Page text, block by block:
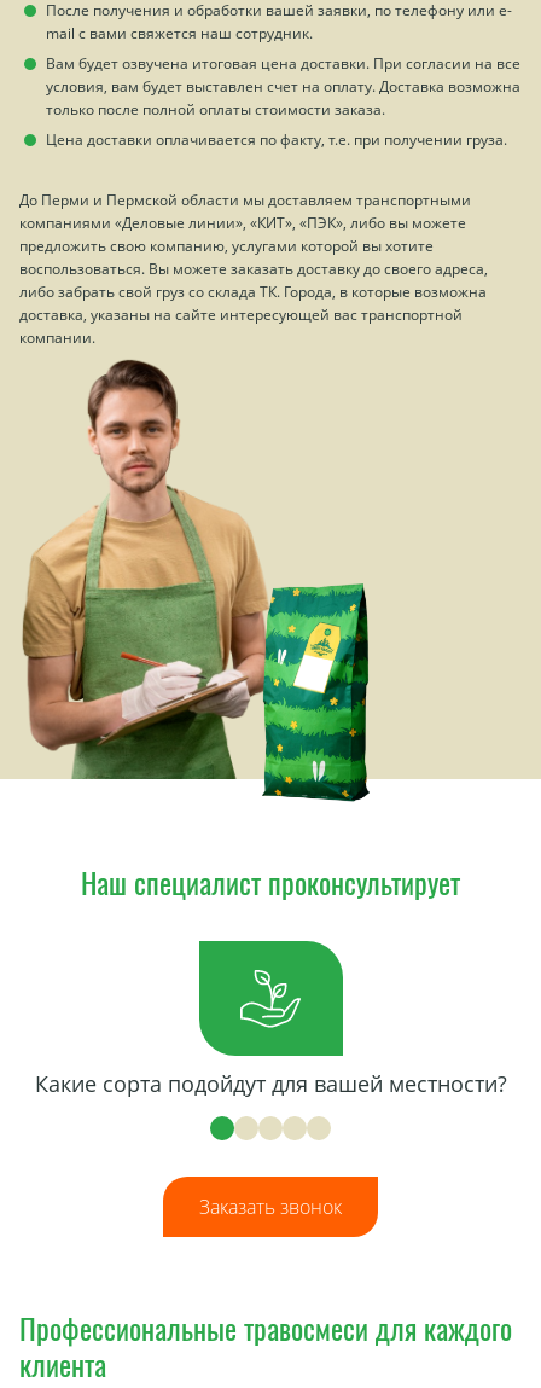
После получения и обработки вашей заявки, по телефону или e-
mail с вами свяжется наш сотрудник.
Вам будет озвучена итоговая цена доставки. При согласии на все
условия, вам будет выставлен счет на оплату. Доставка возможна
только после полной оплаты стоимости заказа.
Цена доставки оплачивается по факту, т.е. при получении груза.
До Перми и Пермской области мы доставляем транспортными
компаниями «Деловые линии», «КИТ», «ПЭК», либо вы можете
предложить свою компанию, услугами которой вы хотите
воспользоваться. Вы можете заказать доставку до своего адреса,
либо забрать свой груз со склада ТК. Города, в которые возможна
доставка, указаны на сайте интересующей вас транспортной
компании.
Наш специалист проконсультирует
Какие сорта подойдут для вашей местности?
Заказать звонок
Профессиональные травосмеси для каждого
клиента